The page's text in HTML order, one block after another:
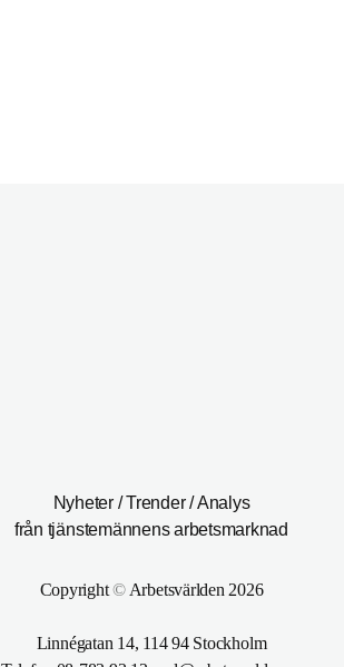
Nyheter / Trender / Analys
från tjänstemännens arbetsmarknad
Copyright©Arbetsvärlden 2026
Linnégatan 14, 114 94 Stockholm